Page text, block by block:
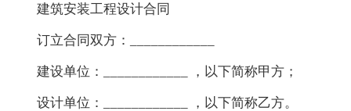
建筑安装工程设计合同
订立合同双方：____________
建设单位：____________ ，以下简称甲方；
设计单位：____________ ，以下简称乙方。